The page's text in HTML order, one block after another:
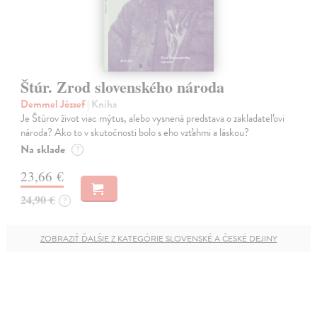
Štúr. Zrod slovenského národa
Demmel József| Kniha
Je Štúrov život viac mýtus, alebo vysnená predstava o zakladateľovi
národa? Ako to v skutočnosti bolo s eho vzťahmi a láskou?
Na sklade ?
23,66 €
24,90 € ?
ZOBRAZIŤ ĎALŠIE Z KATEGÓRIE SLOVENSKÉ A ČESKÉ DEJINY